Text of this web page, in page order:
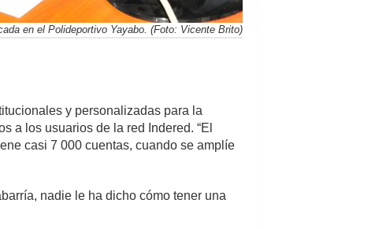
en el Polideportivo Yayabo. (Foto: Vicente Brito)
y personalizadas para la
a los usuarios de la red Indered. “El
casi 7 000 cuentas, cuando se amplíe
nadie le ha dicho cómo tener una